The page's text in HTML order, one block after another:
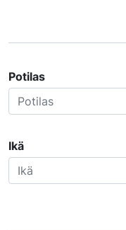
Potilas
Ikä